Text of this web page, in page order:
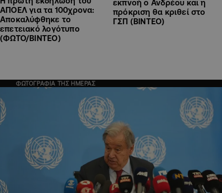
ΑΠΟΕΛ για τα 100χρονα:
Αποκαλύφθηκε το
επετειακό λογότυπο
(ΦΩΤΟ/ΒΙΝΤΕΟ)
εκπνοή ο Ανδρέου και η
πρόκριση θα κριθεί στο
ΓΣΠ (ΒΙΝΤΕΟ)
ΦΩΤΟΓΡΑΦΙΑ ΤΗΣ ΗΜΕΡΑΣ